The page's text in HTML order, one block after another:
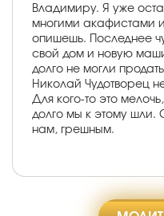
Владимиру. Я уже
многими акафистами
опишешь. Последнее
свой дом и новую
долго не могли
Николай Чудотворец
Для кого-то это
долго мы к этому шли.
нам, грешным.